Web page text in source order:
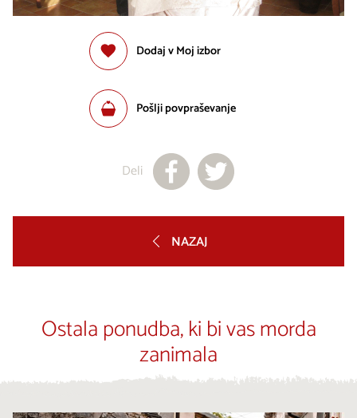
Dodaj v Moj izbor
Pošlji povpraševanje
Deli
NAZAJ
Ostala ponudba, ki bi vas morda
zanimala